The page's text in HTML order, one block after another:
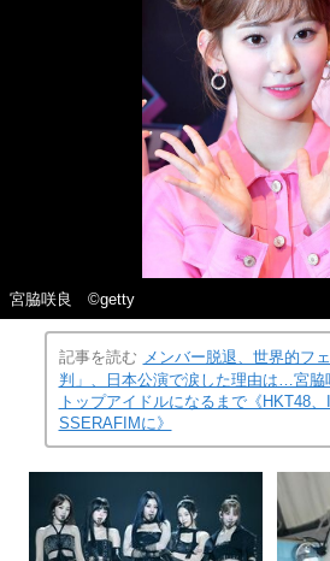
宮脇咲良 ©getty
記事を読む メンバー脱退、世界的フ
判」、日本公演で涙した理由は…宮脇
トップアイドルになるまで《HKT48
SSERAFIMに》